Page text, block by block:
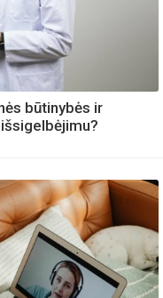
būtinybės ir